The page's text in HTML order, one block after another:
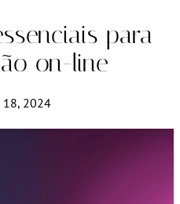
para
on-line
2024